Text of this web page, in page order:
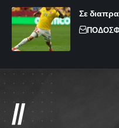
Σε
//